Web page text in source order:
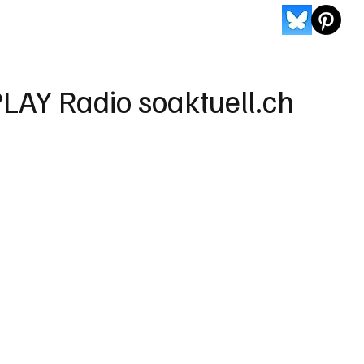
Radio soaktuell.ch